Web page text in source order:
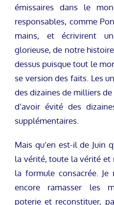
émissaires dans le
responsables, comme
mains, et écrivirent
glorieuse, de notre
dessus puisque tout le
se version des faits. Les
des dizaines de milliers
d’avoir évité des
supplémentaires.
Mais qu’en est-il de Juin
la vérité, toute la vérité
la formule consacrée.
encore ramasser les
poterie et reconstituer,